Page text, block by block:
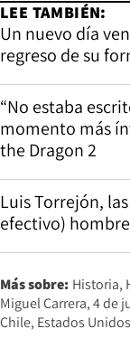
LEE TAMBIÉN:
Un nuevo día
regreso de su
“No estaba
momento más
the Dragon 2
Luis Torrejón,
efectivo)
Más sobre: Historia
Miguel Carrera 4 de
Chile Estados Unidos